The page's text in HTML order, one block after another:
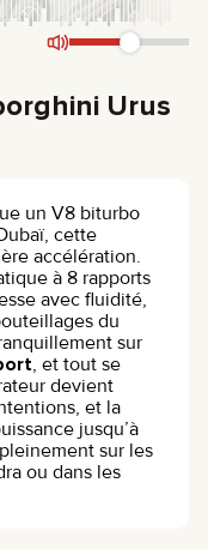
Urus
un V8 biturbo
cette
accélération.
à 8 rapports
avec fluidité,
du
sur
, et tout se
devient
et la
jusqu’à
sur les
ou dans les